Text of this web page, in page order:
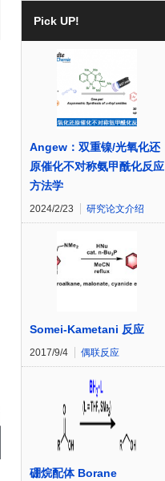
Pick UP!
Angew：双重镍/光氧化还
原催化不对称氨甲酰化反应
方法学
2024/2/23 研究论文介绍
Somei-Kametani 反应
2017/9/4 偶联反应
硼烷配体 Borane